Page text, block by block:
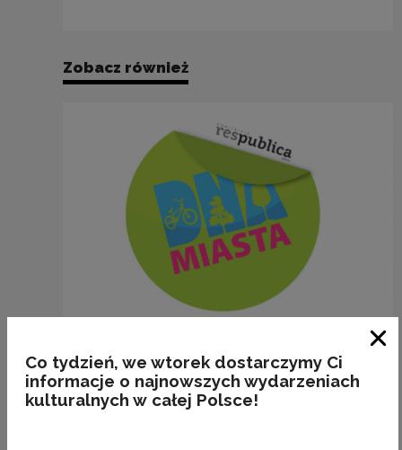
Zobacz również
Miejskie Polityki Kulturalne. Raport
z badań
Co tydzień, we wtorek dostarczymy Ci
informacje o najnowszych wydarzeniach
kulturalnych w całej Polsce!